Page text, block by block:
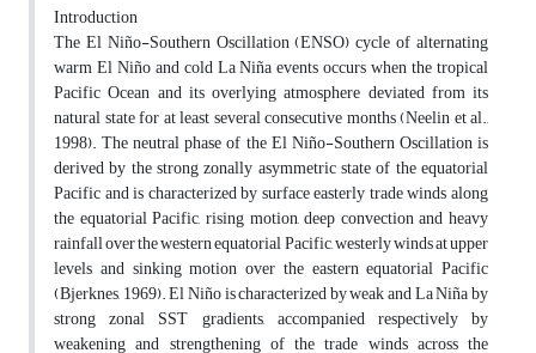
Introduction
The El Niño-Southern Oscillation (ENSO) cycle of alternating
warm El Niño and cold La Niña events occurs when the tropical
Pacific Ocean and its overlying atmosphere deviated from its
natural state for at least several consecutive months (Neelin et al.,
1998). The neutral phase of the El Niño-Southern Oscillation is
derived by the strong zonally asymmetric state of the equatorial
Pacific and is characterized by surface easterly trade winds along
the equatorial Pacific, rising motion, deep convection and heavy
rainfall over the western equatorial Pacific, westerly winds at upper
levels and sinking motion over the eastern equatorial Pacific
(Bjerknes, 1969). El Niño is characterized by weak and La Niña by
strong zonal SST gradients, accompanied respectively by
weakening and strengthening of the trade winds across the